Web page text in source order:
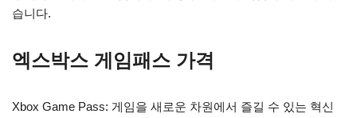
습니다.
엑스박스 게임패스 가격
Xbox Game Pass: 게임을 새로운 차원에서 즐길 수 있는 혁신